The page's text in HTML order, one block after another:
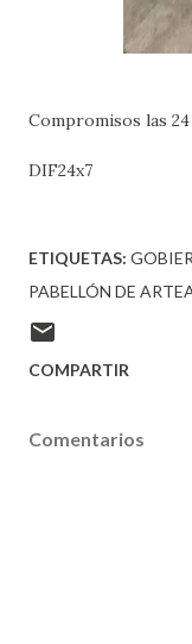
Compromisos las
DIF24x7
ETIQUETAS:
PABELLÓN DE
COMPARTIR
Comentarios